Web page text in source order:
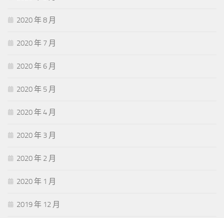
2020 年 8 月
2020 年 7 月
2020 年 6 月
2020 年 5 月
2020 年 4 月
2020 年 3 月
2020 年 2 月
2020 年 1 月
2019 年 12 月